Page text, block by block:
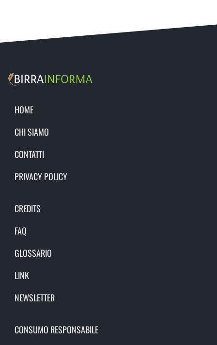
HOME
CHI SIAMO
CONTATTI
PRIVACY POLICY
CREDITS
FAQ
GLOSSARIO
LINK
NEWSLETTER
CONSUMO RESPONSABILE